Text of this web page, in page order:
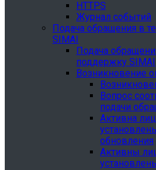
HTTPS
Журнал событий
Подача обращения в
SIMAI
Подача
поддержку SIMAI
Возникновение
Вопрос
подачи
Активна
обновления
Активны